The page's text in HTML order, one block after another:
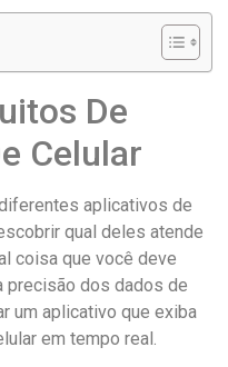
De
Celular
aplicativos de
qual deles atende
coisa que você deve
precisão dos dados de
um aplicativo que exiba
em tempo real.